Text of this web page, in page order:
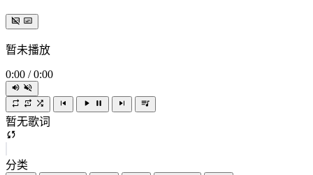
暂未播放
0:00 / 0:00
暂无歌词
分类